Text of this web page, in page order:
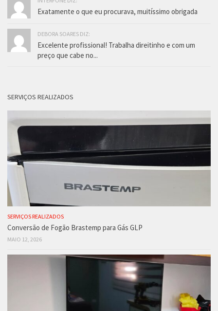
Exatamente o que eu procurava, muitíssimo obrigada
DEBORA SOARES DIZ:
Excelente profissional! Trabalha direitinho e com um
preço que cabe no...
SERVIÇOS REALIZADOS
SERVIÇOS REALIZADOS
Conversão de Fogão Brastemp para Gás GLP
MAIO 12, 2026